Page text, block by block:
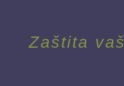
Zaštita